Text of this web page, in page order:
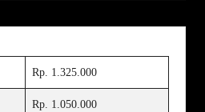
Rp. 1.325.000
Rp. 1.050.000